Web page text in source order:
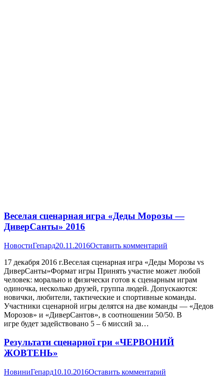
Веселая сценарная игра «Деды Морозы —
ДиверСанты» 2016
НовостиГепард20.11.2016Оставить комментарий
17 декабря 2016 г.Веселая сценарная игра «Деды Морозы vs
ДиверСанты»Формат игры Принять участие может любой
человек: морально и физически готов к сценарным играм
одиночка, несколько друзей, группа людей. Допускаются:
новички, любители, тактические и спортивные команды.
Участники сценарной игры делятся на две команды — «Дедов
Морозов» и «ДиверСантов», в соотношении 50/50. В
игре будет задействовано 5 – 6 миссий за…
Результати сценарної гри «ЧЕРВОНИЙ
ЖОВТЕНЬ»
НовиниГепард10.10.2016Оставить комментарий